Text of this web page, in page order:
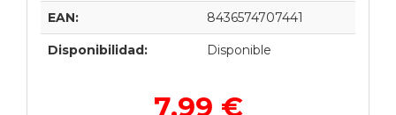
EAN: 8436574707441
Disponibilidad: Disponible
7,99 €